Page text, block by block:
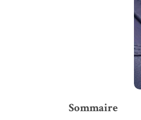
Sommaire